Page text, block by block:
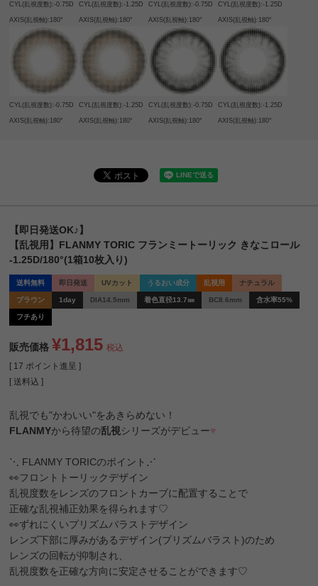
CYL(乱視度数):-0.75D
AXIS(乱視軸):180°
CYL(乱視度数):-1.25D
AXIS(乱視軸):180°
CYL(乱視度数):-0.75D
AXIS(乱視軸):180°
CYL(乱視度数):-1.25D
AXIS(乱視軸):180°
CYL(乱視度数):-0.75D
AXIS(乱視軸):180°
CYL(乱視度数):-1.25D
AXIS(乱視軸):180°
CYL(乱視度数):-0.75D
AXIS(乱視軸):180°
CYL(乱視度数):-1.25D
AXIS(乱視軸):180°
【即日発送OK♪】
【乱視用】FLANMY TORIC フランミートーリック きなこロール
-1.25D/180°(1箱10枚入り)
送料無料 即日発送 UVカット うるおい成分 乱視用 ナチュラル
ブラウン 1day DIA14.5mm 着色直径13.7㎜ BC8.6mm 含水率55%
フチあり
販売価格 ¥1,815 税込
[ 17 ポイント進呈 ]
送料込
乱視でも"かわいい"をあきらめない！
FLANMYから待望の乱視シリーズがデビュー♥
⋱ FLANMY TORICのポイント⋰
👀フロントトーリックデザイン
乱視度数をレンズのフロントカーブに配置することで
正確な乱視補正効果を得られます♡
👀ずれにくいプリズムバラストデザイン
レンズ下部に厚みがあるデザイン(プリズムバラスト)のため
レンズの回転が抑制され、
乱視度数を正確な方向に安定させることができます♡